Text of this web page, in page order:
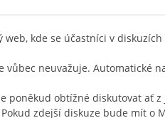
kde se účastníci v
vůbec neuvažuje. Automatické
poněkud obtížné diskutovat ať
zdejší diskuze bude mít o